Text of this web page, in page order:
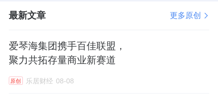
最新文章 更多原创
爱琴海集团携手百佳联盟，
聚力共拓存量商业新赛道
原创 乐居财经 08-08